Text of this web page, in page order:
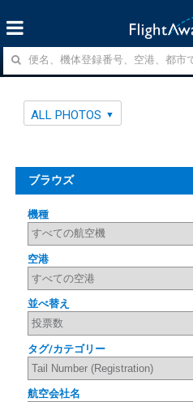
ALL PHOTOS
ブラウズ
機種
空港
並べ替え
タグ/カテゴリー
航空会社名